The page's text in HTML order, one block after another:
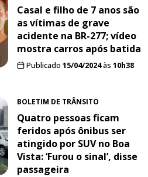
Casal e filho de 7 anos são
as vítimas de grave
acidente na BR-277; vídeo
mostra carros após batida
Publicado 15/04/2024às 10h38
BOLETIM DE TRÂNSITO
Quatro pessoas ficam
feridos após ônibus ser
atingido por SUV no Boa
Vista: ‘Furou o sinal’, disse
passageira